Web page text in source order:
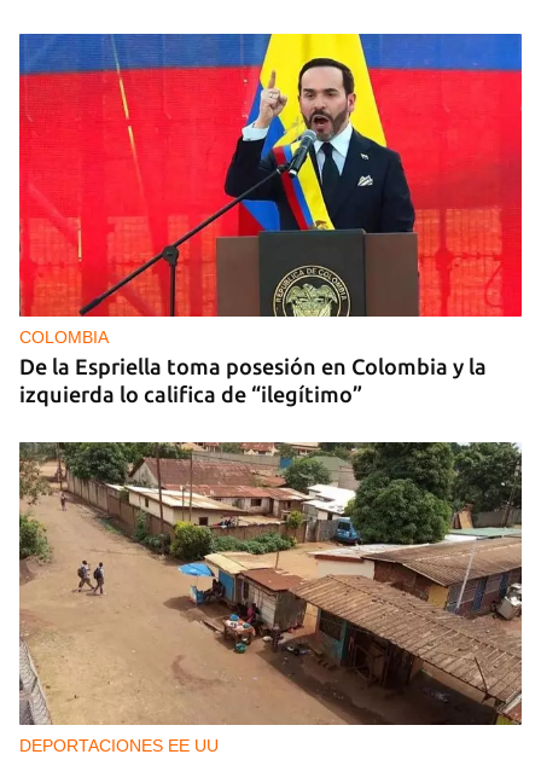
COLOMBIA
De la Espriella toma posesión en Colombia y la
izquierda lo califica de “ilegítimo”
DEPORTACIONES EE UU